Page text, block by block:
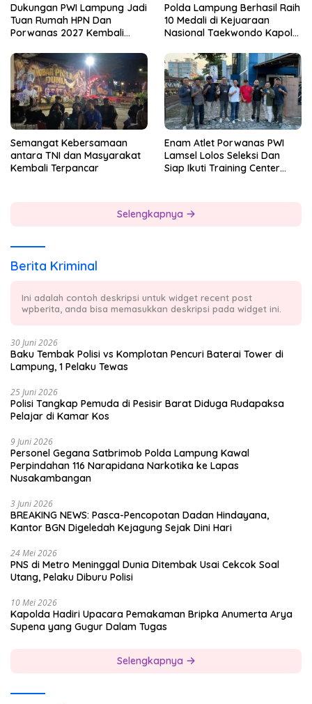
Dukungan PWI Lampung Jadi
Tuan Rumah HPN Dan
Porwanas 2027 Kembali
Pol.Rudi Setiawan
Polda Lampung Berhasil Raih
10 Medali di Kejuaraan
Nasional Taekwondo Kapolri
Semangat Kebersamaan
antara TNI dan Masyarakat
Kembali Terpancar
Enam Atlet Porwanas PWI
Lamsel Lolos Seleksi Dan
Siap Ikuti Training Center
Selengkapnya
Berita Kriminal
Ini adalah contoh deskripsi untuk widget recent post
wpberita, anda bisa memasukkan deskripsi pada widget ini.
30 Juni 2026
Baku Tembak Polisi vs Komplotan Pencuri Baterai Tower di
Lampung, 1 Pelaku Tewas
25 Juni 2026
Polisi Tangkap Pemuda di Pesisir Barat Diduga Rudapaksa
Pelajar di Kamar Kos
9 Juni 2026
Personel Gegana Satbrimob Polda Lampung Kawal
Perpindahan 116 Narapidana Narkotika ke Lapas
Nusakambangan
3 Juni 2026
BREAKING NEWS: Pasca-Pencopotan Dadan Hindayana,
Kantor BGN Digeledah Kejagung Sejak Dini Hari
24 Mei 2026
PNS di Metro Meninggal Dunia Ditembak Usai Cekcok Soal
Utang, Pelaku Diburu Polisi
10 Mei 2026
Kapolda Hadiri Upacara Pemakaman Bripka Anumerta Arya
Supena yang Gugur Dalam Tugas
Selengkapnya